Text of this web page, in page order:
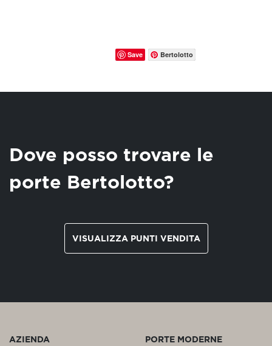
Save Bertolotto
Dove posso trovare le
porte Bertolotto?
VISUALIZZA PUNTI VENDITA
AZIENDA
PORTE MODERNE